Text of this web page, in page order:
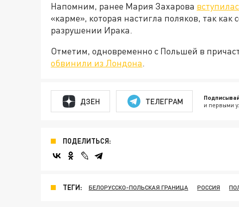
Напомним, ранее Мария Захарова
«карме», которая настигла поляков, так
разрушении Ирака.
Отметим, одновременно с Польшей в
обвинили из Лондона.
ДЗЕН ТЕЛЕГРАМ и первыми
ПОДЕЛИТЬСЯ:
ТЕГИ: БЕЛОРУССКО-ПОЛЬСКАЯ ГРАНИЦА РОССИЯ